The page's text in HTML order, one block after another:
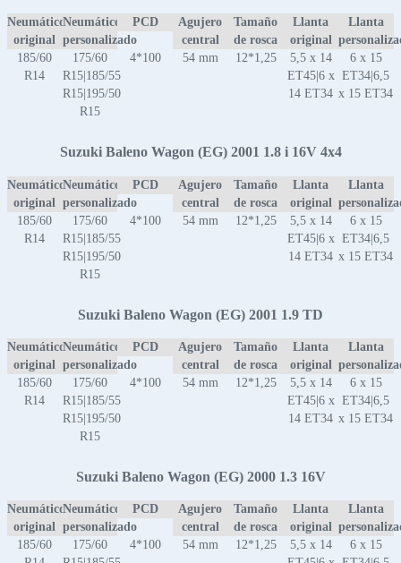
Neumático
original
Neumático
personalizado
PCD
Agujero
central
Tamaño
de rosca
Llanta
original
Llanta
185/60
R14
175/60
R15|185/55
R15|195/50
R15
4*100 54 mm 12*1,25
5,5 x 14
ET45|6 x
14 ET34
6 x 15
ET34|6,5
x 15 ET34
Suzuki Baleno Wagon (EG) 2001 1.8 i 16V 4x4
Neumático
original
Neumático
personalizado
PCD
Agujero
central
Tamaño
de rosca
Llanta
original
Llanta
185/60
R14
175/60
R15|185/55
R15|195/50
R15
4*100 54 mm 12*1,25
5,5 x 14
ET45|6 x
14 ET34
6 x 15
ET34|6,5
x 15 ET34
Suzuki Baleno Wagon (EG) 2001 1.9 TD
Neumático
original
Neumático
personalizado
PCD
Agujero
central
Tamaño
de rosca
Llanta
original
Llanta
185/60
R14
175/60
R15|185/55
R15|195/50
R15
4*100 54 mm 12*1,25
5,5 x 14
ET45|6 x
14 ET34
6 x 15
ET34|6,5
x 15 ET34
Suzuki Baleno Wagon (EG) 2000 1.3 16V
Neumático
original
Neumático
personalizado
PCD
Agujero
central
Tamaño
de rosca
Llanta
original
Llanta
185/60
175/60
4*100 54 mm 12*1,25
5,5 x 14
6 x 15